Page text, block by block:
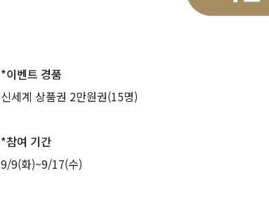
*이벤트 경품
신세계 상품권 2만원권(15명)
*참여 기간
9/9(화)~9/17(수)